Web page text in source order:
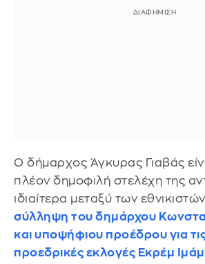
Ο δήμαρχος Άγκυρας Γιαβάς
πλέον δημοφιλή στελέχη της
ιδιαίτερα μεταξύ των
σύλληψη του δημάρχου
και υποψήφιου προέδρου για
προεδρικές εκλογές Εκρέμ